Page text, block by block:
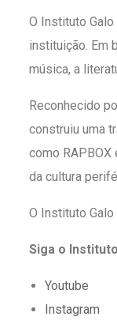
O Instituto
instituição. Em
música, a
Reconhecido
construiu uma
como RAPBOX
da cultura
O Instituto
Siga o
Youtube
Instagram